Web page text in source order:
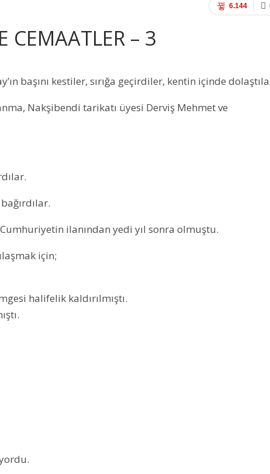
6.144
CEMAATLER – 3
başını kestiler, sırığa geçirdiler, kentin içinde
Nakşibendi tarikatı üyesi Derviş Mehmet ve
ilanından yedi yıl sonra olmuştu.
için;
halifelik kaldırılmıştı.